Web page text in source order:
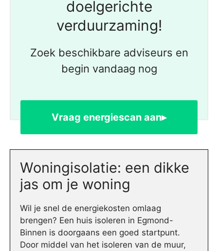
doelgerichte
verduurzaming!
Zoek beschikbare adviseurs en
begin vandaag nog
Vraag energiescan aan▸
Woningisolatie: een dikke
jas om je woning
Wil je snel de energiekosten omlaag
brengen? Een huis isoleren in Egmond-
Binnen is doorgaans een goed startpunt.
Door middel van het isoleren van de muur,